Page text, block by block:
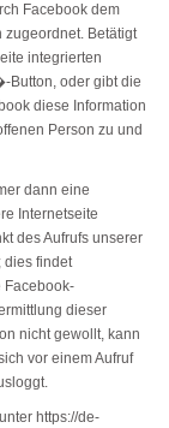
Facebook dem
Betätigt
integrierten
Button, oder gibt die
diese Information
Person zu und
dann eine
Internetseite
des Aufrufs unserer
dies findet
Facebook-
dieser
nicht gewollt, kann
vor einem Aufruf
https://de-